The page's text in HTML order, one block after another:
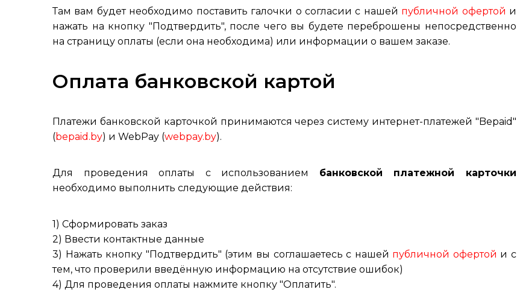
Там вам будет необходимо поставить галочки о согласии с нашей публичной офертой и
нажать на кнопку "Подтвердить", после чего вы будете переброшены непосредственно
на страницу оплаты (если она необходима) или информации о вашем заказе.
Оплата банковской картой
Платежи банковской карточкой принимаются через систему интернет-платежей "Bepaid"
(bepaid.by) и WebPay (webpay.by).
Для проведения оплаты с использованием банковской платежной карточки
необходимо выполнить следующие действия:
1) Сформировать заказ
2) Ввести контактные данные
3) Нажать кнопку "Подтвердить" (этим вы соглашаетесь с нашей публичной офертой и с
тем, что проверили введённую информацию на отсутствие ошибок)
4) Для проведения оплаты нажмите кнопку "Оплатить".